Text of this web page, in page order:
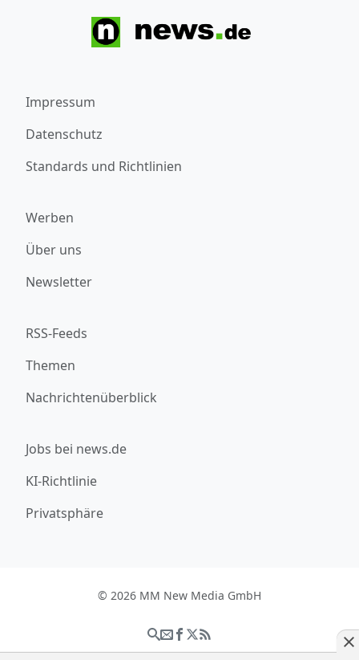
Impressum
Datenschutz
Standards und Richtlinien
Werben
Über uns
Newsletter
RSS-Feeds
Themen
Nachrichtenüberblick
Jobs bei news.de
KI-Richtlinie
Privatsphäre
© 2026 MM New Media GmbH